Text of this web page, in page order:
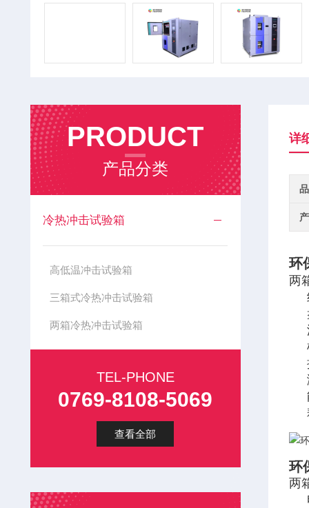
PRODUCT
产品分类
冷热冲击试验箱
高低温冲击试验箱
三箱式冷热冲击试验箱
两箱冷热冲击试验箱
TEL-PHONE
0769-8108-5069
查看全部
详
环
两
环
两